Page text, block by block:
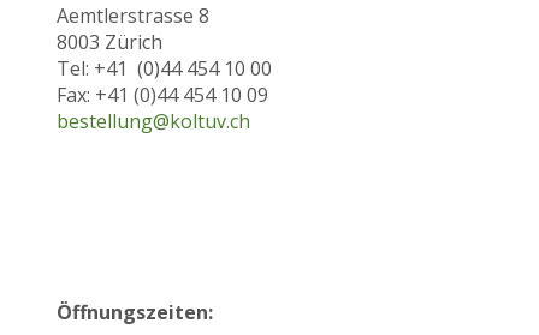
Aemtlerstrasse 8
8003 Zürich
Tel: +41 (0)44 454 10 00
Fax: +41 (0)44 454 10 09
bestellung@koltuv.ch
Öffnungszeiten: